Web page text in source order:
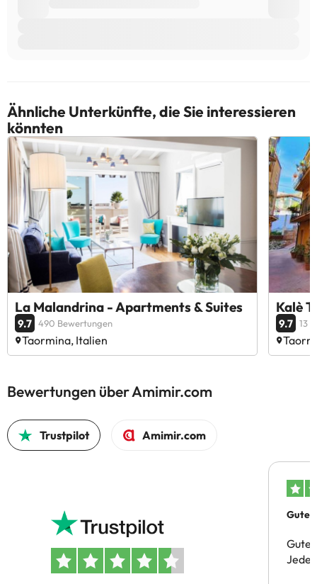
Ähnliche Unterkünfte, die Sie interessieren
könnten
La Malandrina - Apartments & Suites
9.7 490 Bewertungen
Taormina, Italien
Kalè
9.7 13
Bewertungen über Amimir.com
Trustpilot Amimir.com
Gutes
Gute